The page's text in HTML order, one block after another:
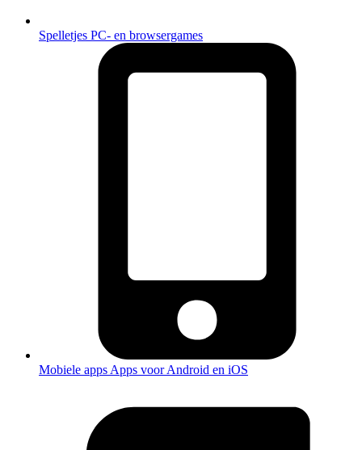
Spelletjes PC- en browsergames
Mobiele apps Apps voor Android en iOS